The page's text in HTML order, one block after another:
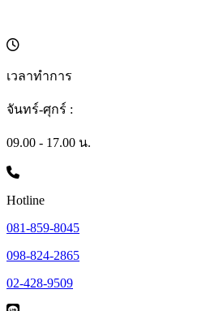
เวลาทำการ
จันทร์-ศุกร์ :
09.00 - 17.00 น.
Hotline
081-859-8045
098-824-2865
02-428-9509